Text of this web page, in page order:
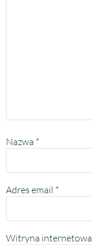
Nazwa *
Adres email *
Witryna internetowa